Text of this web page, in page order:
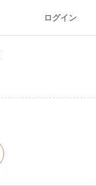
ログイン